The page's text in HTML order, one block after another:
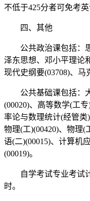
不低于425分者可免考英
四、其他
公共政治课包括：思
泽东思想、邓小平理论
现代史纲要(03708)、马
公共基础课包括：大
(00020)、高等数学(工
率论与数理统计(经管类
物理(工)(00420)、物理(
语(二)(00015)、计算机
(00019)。
自学考试专业考试计
时。